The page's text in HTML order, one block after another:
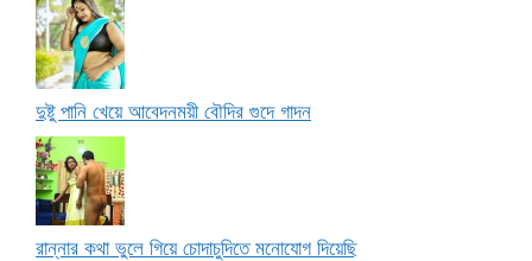
দুষ্টু পানি খেয়ে আবেদনময়ী বৌদির গুদে গাদন
রান্নার কথা ভুলে গিয়ে চোদাচুদিতে মনোযোগ দিয়েছি